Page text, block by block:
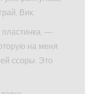
Вик.
—
на меня
ссоры. Это